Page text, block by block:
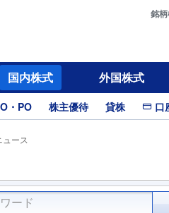
銘柄
国内株式 外国株式
・PO 株主優待 貸株 口
ュース